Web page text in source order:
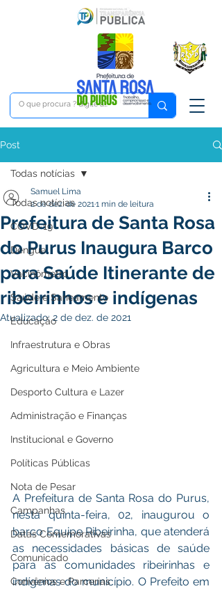
Post
Todas notícias
COVD-19
Dengue
Vacinômetro
Saúde e Saneamento
Educação
Infraestrutura e Obras
Agricultura e Meio Ambiente
Desporto Cultura e Lazer
Administração e Finanças
Institucional e Governo
Políticas Públicas
Nota de Pesar
Campanhas
Datas Comemorativas
Comunicado
Convênios e Parcerias
Todas notícias
Prefeitura de Santa Rosa
do Purus Inaugura Barco
para Saúde Itinerante de
ribeirinhos e indígenas
Samuel Lima
2 de dez. de 20211 min de leitura
Atualizado:2 de dez. de 2021
A Prefeitura de Santa Rosa do Purus,
nesta quinta-feira, 02, inaugurou o
barco Equipe Ribeirinha, que atenderá
as necessidades básicas de saúde
para as comunidades ribeirinhas e
indígenas do município. O Prefeito em